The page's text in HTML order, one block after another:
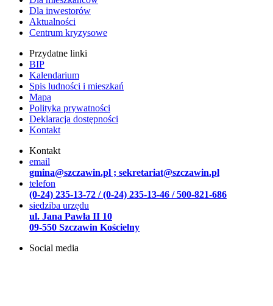
Dla inwestorów
Aktualności
Centrum kryzysowe
Przydatne linki
BIP
Kalendarium
Spis ludności i mieszkań
Mapa
Polityka prywatności
Deklaracja dostępności
Kontakt
Kontakt
email
gmina@szczawin.pl ; sekretariat@szczawin.pl
telefon
(0-24) 235-13-72 / (0-24) 235-13-46 / 500-821-686
siedziba urzędu
ul. Jana Pawła II 10
09-550 Szczawin Kościelny
Social media